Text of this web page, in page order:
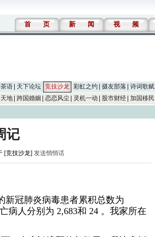
首 页 新 闻 视 频
语 天下论坛 竞技沙龙 彩虹之约 摄友部落 诗词歌赋
地 跨国婚姻 恋恋风尘 灵机一动 股市财经 加国移民
记
[竞技沙龙] 发送悄悄话
新冠肺炎病毒患者累积总数为
病人分别为 2,683和 24 。我家所在